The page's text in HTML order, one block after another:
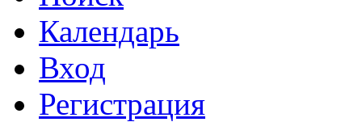
Календарь
Вход
Регистрация